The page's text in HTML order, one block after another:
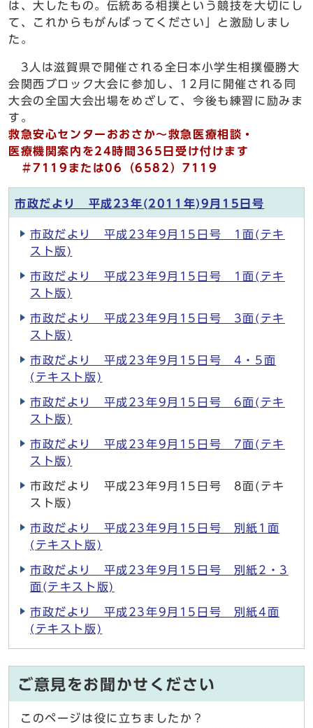
は、大したもの。伝統ある相撲という競技を大切にし
て、これからもがんばってください」と激励しまし
た。
3人は滋賀県で開催される全日本小学生相撲優勝大
会関西ブロック大会に参加し、12月に開催される同
大会の全国大会出場をめざして、今後も練習に励みま
す。
救急安心センターおおさか～救急医療相談・
医療機関案内を24時間365日受け付けます
＃7119または06（6582）7119
市政だより 平成23年(2011年)9月15日号
市政だより 平成23年9月15日号 1面(テキ
スト版)
市政だより 平成23年9月15日号 1面(テキ
スト版)
市政だより 平成23年9月15日号 3面(テキ
スト版)
市政だより 平成23年9月15日号 4・5面
(テキスト版)
市政だより 平成23年9月15日号 6面(テキ
スト版)
市政だより 平成23年9月15日号 7面(テキ
スト版)
市政だより 平成23年9月15日号 8面(テキ
スト版)
市政だより 平成23年9月15日号 別紙1面
(テキスト版)
市政だより 平成23年9月15日号 別紙2・3
面(テキスト版)
市政だより 平成23年9月15日号 別紙4面
(テキスト版)
ご意見をお聞かせください
このページは役に立ちましたか？